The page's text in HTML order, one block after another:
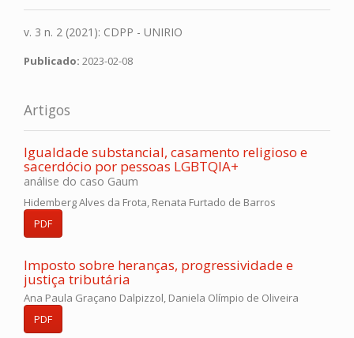
v. 3 n. 2 (2021): CDPP - UNIRIO
Publicado: 2023-02-08
Artigos
Igualdade substancial, casamento religioso e
sacerdócio por pessoas LGBTQIA+
análise do caso Gaum
Hidemberg Alves da Frota, Renata Furtado de Barros
PDF
Imposto sobre heranças, progressividade e
justiça tributária
Ana Paula Graçano Dalpizzol, Daniela Olímpio de Oliveira
PDF